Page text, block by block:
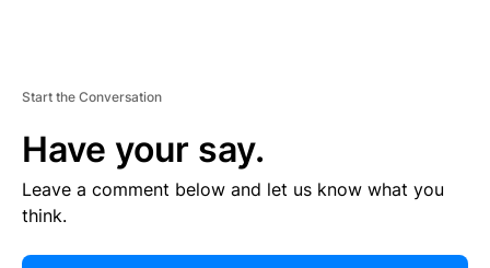
Start the Conversation
Have your say.
Leave a comment below and let us know what you
think.